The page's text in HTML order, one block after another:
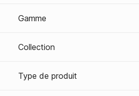
Gamme
Collection
Type de produit